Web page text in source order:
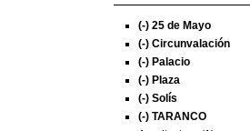
(-) 25 de Mayo
(-) Circunvalación
(-) Palacio
(-) Plaza
(-) Solís
(-) TARANCO